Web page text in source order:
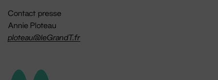
Contact presse
Annie Ploteau
ploteau@leGrandT.fr